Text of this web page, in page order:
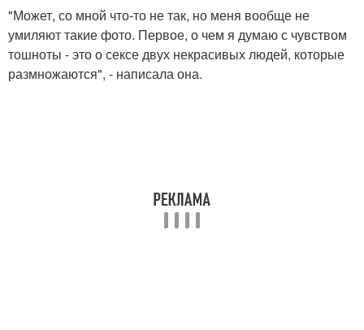
"Может, со мной что-то не так, но меня вообще не
умиляют такие фото. Первое, о чем я думаю с чувством
тошноты - это о сексе двух некрасивых людей, которые
размножаются", - написала она.